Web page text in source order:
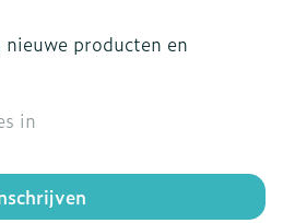
producten en